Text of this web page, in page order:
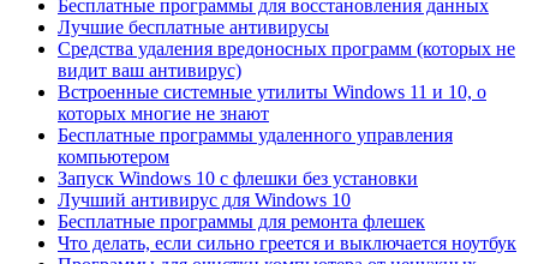
Бесплатные программы для восстановления данных
Лучшие бесплатные антивирусы
Средства удаления вредоносных программ (которых не
видит ваш антивирус)
Встроенные системные утилиты Windows 11 и 10, о
которых многие не знают
Бесплатные программы удаленного управления
компьютером
Запуск Windows 10 с флешки без установки
Лучший антивирус для Windows 10
Бесплатные программы для ремонта флешек
Что делать, если сильно греется и выключается ноутбук